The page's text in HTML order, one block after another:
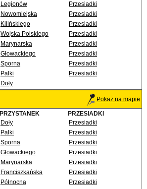
Legionów
Przesiadki
Nowomiejska
Przesiadki
Kilińskiego
Przesiadki
Wojska Polskiego
Przesiadki
Marynarska
Przesiadki
Głowackiego
Przesiadki
Sporna
Przesiadki
Palki
Przesiadki
Doły
Pokaż na mapie
PRZYSTANEK
PRZESIADKI
Doły
Przesiadki
Palki
Przesiadki
Sporna
Przesiadki
Głowackiego
Przesiadki
Marynarska
Przesiadki
Franciszkańska
Przesiadki
Północna
Przesiadki